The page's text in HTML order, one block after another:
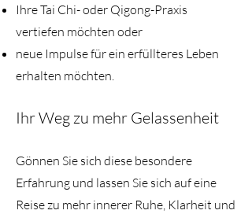
Ihre Tai Chi- oder Qigong-Praxis
vertiefen möchten oder
neue Impulse für ein erfüllteres Leben
erhalten möchten.
Ihr Weg zu mehr Gelassenheit
Gönnen Sie sich diese besondere
Erfahrung und lassen Sie sich auf eine
Reise zu mehr innerer Ruhe, Klarheit und